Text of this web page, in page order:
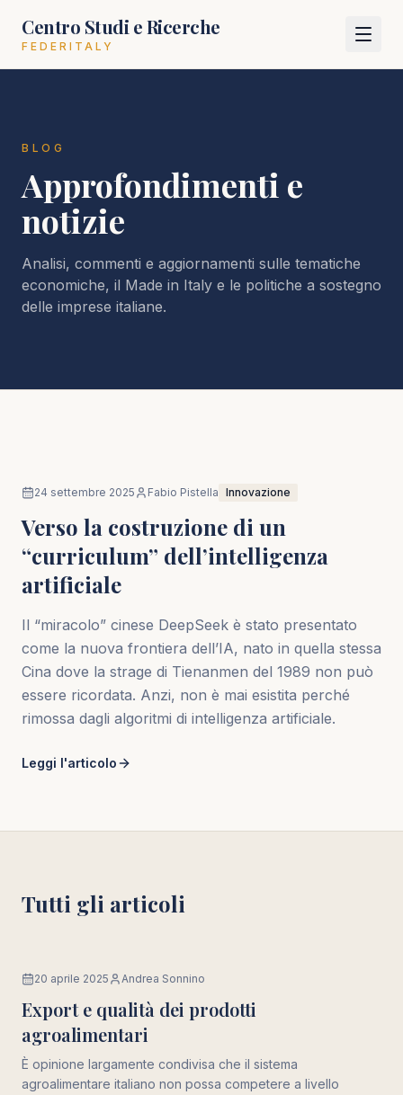
Centro Studi e Ricerche
FEDERITALY
BLOG
Approfondimenti e
notizie
Analisi, commenti e aggiornamenti sulle tematiche
economiche, il Made in Italy e le politiche a sostegno
delle imprese italiane.
24 settembre 2025
Fabio Pistella Innovazione
Verso la costruzione di un
“curriculum” dell’intelligenza
artificiale
Il “miracolo” cinese DeepSeek è stato presentato
come la nuova frontiera dell’IA, nato in quella stessa
Cina dove la strage di Tienanmen del 1989 non può
essere ricordata. Anzi, non è mai esistita perché
rimossa dagli algoritmi di intelligenza artificiale.
Leggi l'articolo
Tutti gli articoli
Export
20 aprile 2025 Andrea Sonnino
Export e qualità dei prodotti
agroalimentari
È opinione largamente condivisa che il sistema
agroalimentare italiano non possa competere a livello